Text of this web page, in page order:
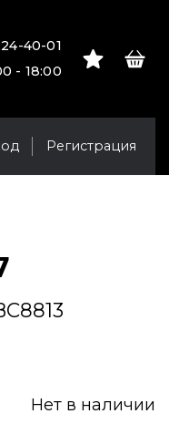
40-01
- 18:00
Регистрация
Нет в наличии